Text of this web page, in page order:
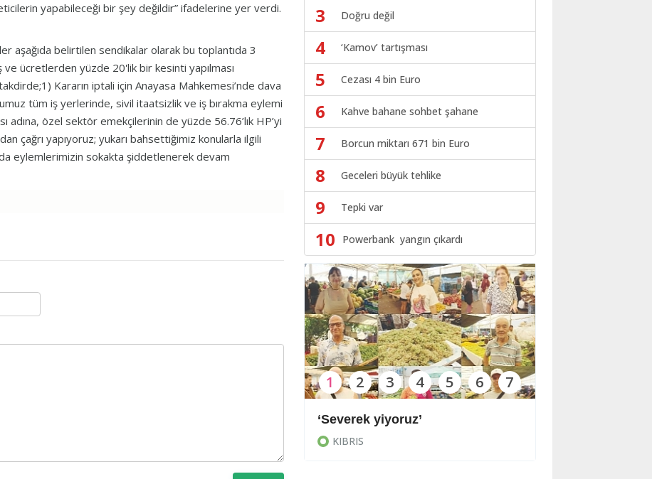
yapabileceği bir şey değildir” ifadelerine yer verdi.
aşağıda belirtilen sendikalar olarak bu toplantıda 3
ücretlerden yüzde 20'lik bir kesinti yapılması
Kararın iptali için Anayasa Mahkemesi’nde dava
tüm iş yerlerinde, sivil itaatsizlik ve iş bırakma eylemi
adına, özel sektör emekçilerinin de yüzde 56.76’lık HP’yi
çağrı yapıyoruz; yukarı bahsettiğimiz konularla ilgili
eylemlerimizin sokakta şiddetlenerek devam
3 Doğru değil
4 ‘Kamov’ tartışması
5 Cezası 4 bin Euro
6 Kahve bahane sohbet şahane
7 Borcun miktarı 671 bin Euro
8 Geceleri büyük tehlike
9 Tepki var
10 Powerbank yangın çıkardı
‘Severek yiyoruz’
KIBRIS
1 2 3 4 5 6 7